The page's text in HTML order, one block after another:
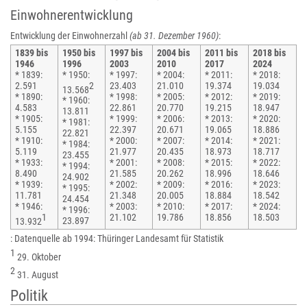
Einwohnerentwicklung
Entwicklung der Einwohnerzahl (ab 31. Dezember 1960):
1839 bis
1946
* 1839:
2.591
* 1890:
4.583
* 1905:
5.155
* 1910:
5.119
* 1933:
8.490
* 1939:
11.781
* 1946:
13.9321
1950 bis
1996
* 1950:
13.5682
* 1960:
13.811
* 1981:
22.821
* 1984:
23.455
* 1994:
24.902
* 1995:
24.454
* 1996:
23.897
1997 bis
2003
* 1997:
23.403
* 1998:
22.861
* 1999:
22.397
* 2000:
21.977
* 2001:
21.585
* 2002:
21.348
* 2003:
21.102
2004 bis
2010
* 2004:
21.010
* 2005:
20.770
* 2006:
20.671
* 2007:
20.435
* 2008:
20.262
* 2009:
20.005
* 2010:
19.786
2011 bis
2017
* 2011:
19.374
* 2012:
19.215
* 2013:
19.065
* 2014:
18.973
* 2015:
18.996
* 2016:
18.884
* 2017:
18.856
2018 bis
2024
* 2018:
19.034
* 2019:
18.947
* 2020:
18.886
* 2021:
18.717
* 2022:
18.646
* 2023:
18.542
* 2024:
18.503
: Datenquelle ab 1994: Thüringer Landesamt für Statistik
1 29. Oktober
231. August
Politik